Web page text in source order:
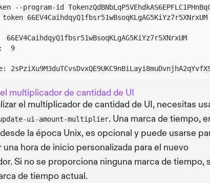
--program-id
66EV4CaihdqyQ1fbsr51wBsoqKLgAG5KiYz7r5XNrxUM
9
multiplicador de cantidad de UI
el multiplicador de cantidad de UI, necesitas
ui-amount-multiplier. Una marca de tiempo,
la época Unix, es opcional y puede usarse
hora de inicio personalizada para el nuevo
Si no se proporciona ninguna marca de tiempo,
de tiempo actual.